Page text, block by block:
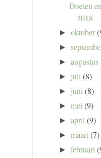
Doelen
2018
►oktober
►
►augustus
► juli (8)
► juni (8)
►mei (9)
►april (9)
►maart(7)
►februari